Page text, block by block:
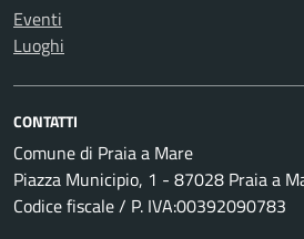
Eventi
Luoghi
CONTATTI
Comune di Praia a Mare
Piazza Municipio, 1 - 87028 Praia a
Codice fiscale / P. IVA:00392090783